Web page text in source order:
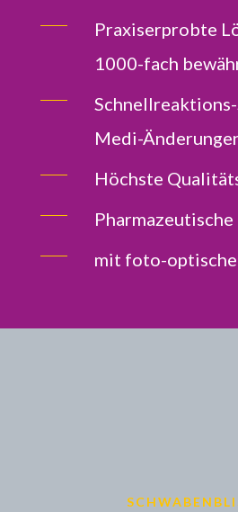
Praxiserprobte
1000-fach
Medi-
Höchste
mit foto-